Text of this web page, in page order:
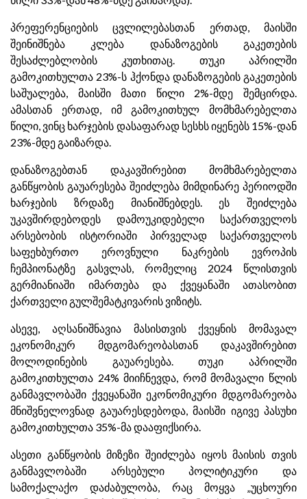
პრეფერენციების ცვლილებასთან ერთად, მაისში
შეინიშნება კლება დანაზოგების გაკეთების
შესაძლებლობის კუთხითაც. თუკი აპრილში
გამოკითხულთა 23%-ს ჰქონდა დანაზოგების გაკეთების
საშუალება, მაისში მათი წილი 2%-მდე შემცირდა.
ამასთან ერთად, იმ გამოკითხულ მომხმარებელთა
წილი, ვინც ხარჯების დასაფარად სესხს იყენებს 15%-დან
23%-მდე გაიზარდა.
დანაზოგებთან დაკავშირებით მომხმარებელთა
განწყობის გაუარესება შეიძლება მიმდინარე პერიოდში
ხარჯების ზრდაზე მიანიშნებდეს. ეს შეიძლება
უკავშირდებოდეს დამოუკიდებელი საქართველოს
არსებობის ისტორიაში პირველად საქართველოს
საფეხბურთო ეროვნული ნაკრების ევროპის
ჩემპიონატზე გასვლას, რომელიც 2024 წლისთვის
გერმიანიაში იმართება და ქვეყანაში ათასობით
ქართველი გულშემატკივარის ვიზიტს.
ასევე, აღსანიშნავია მასისთვის ქვეყნის მომავალ
ეკონომიკურ მდგომარეობასთან დაკავშირებით
მოლოდინების გაუარესება. თუკი აპრილში
გამოკითხულთა 24% მიიჩნევდა, რომ მომავალი წლის
განმავლობაში ქვეყანაში ეკონომიკური მდგომარეობა
მნიშვნელოვნად გაუარესდებოდა, მაისში იგივე პასუხი
გამოკითხულთა 35%-მა დააფიქსირა.
ასეთი განწყობის მიზეზი შეიძლება იყოს მაისის თვის
განმავლობაში არსებული პოლიტიკური და
სამოქალაქო დაძაბულობა, რაც მოყვა „უცხოური